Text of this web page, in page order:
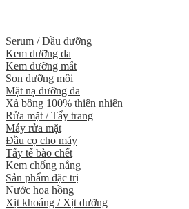
Serum / Dầu dưỡng
Kem dưỡng da
Kem dưỡng mắt
Son dưỡng môi
Mặt nạ dưỡng da
Xà bông 100% thiên nhiên
Rửa mặt / Tẩy trang
Máy rửa mặt
Đầu cọ cho máy
Tẩy tế bào chết
Kem chống nắng
Sản phẩm đặc trị
Nước hoa hồng
Xịt khoáng / Xịt dưỡng